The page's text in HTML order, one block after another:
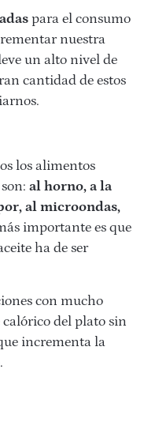
para el consumo
nuestra
un alto nivel de
cantidad de estos
los alimentos
al horno, a la
al microondas,
importante es que
ha de ser
con mucho
del plato sin
incrementa la